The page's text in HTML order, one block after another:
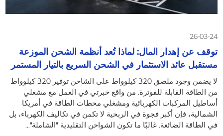
26-03-24
توقف عن إهدار المال: لماذا تُعد أنظمة الشحن الموزعة
مستقبل عائد الاستثمار في الشحن السريع بالتيار المستمر
لا يضمن وجود ملصق 320 كيلوواط على الشاحن توفير 320 كيلوواط
من الطاقة القابلة للفوترة. من واقع خبرتي في العمل مع مشغلي
أساطيل المركبات الكهربائية ومشغلي محطات الطاقة في أمريكا
الشمالية، فإن أكبر فجوة في الربحية لا تكمن في تكاليف الكهرباء، بل
في الطاقة الضائعة. غالبًا ما تكون الشواحن التقليدية "الشاملة"...